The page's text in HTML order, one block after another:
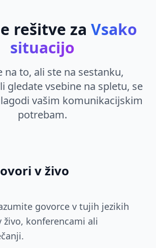
rešitve za Vsako
situacijo
na to, ali ste na sestanku,
gledate vsebine na spletu, se
vašim komunikacijskim
potrebam.
v živo
govorce v tujih jezikih
živo, konferencami ali